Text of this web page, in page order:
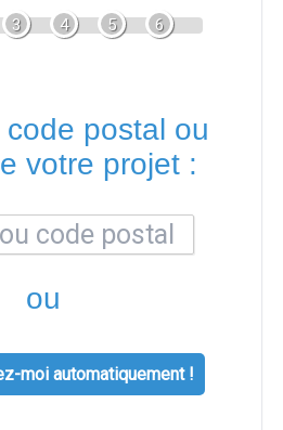
3 4 5 6
postal ou
votre projet :
ou
moi automatiquement !